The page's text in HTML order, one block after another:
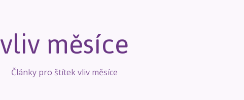
vliv měsíce
Články pro štítek vliv měsíce